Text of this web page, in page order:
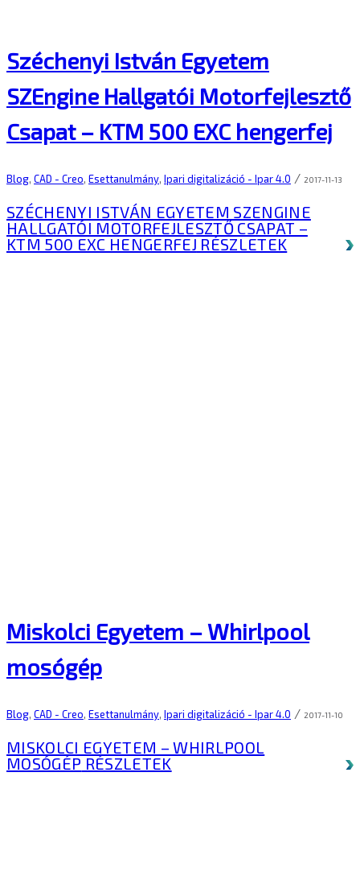
Széchenyi István Egyetem
SZEngine Hallgatói Motorfejlesztő
Csapat – KTM 500 EXC hengerfej
Blog, CAD - Creo, Esettanulmány, Ipari digitalizáció - Ipar 4.0 / 2017-11-13
SZÉCHENYI ISTVÁN EGYETEM SZENGINE
HALLGATÓI MOTORFEJLESZTŐ CSAPAT –
KTM 500 EXC HENGERFEJ RÉSZLETEK
Miskolci Egyetem – Whirlpool
mosógép
Blog, CAD - Creo, Esettanulmány, Ipari digitalizáció - Ipar 4.0 / 2017-11-10
MISKOLCI EGYETEM – WHIRLPOOL
MOSÓGÉP RÉSZLETEK